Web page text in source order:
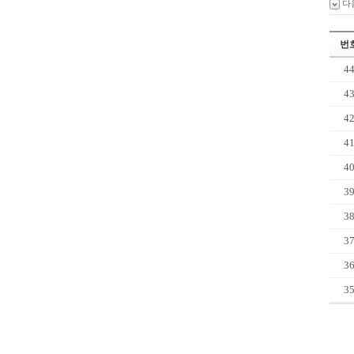
다
번
44
43
42
41
40
39
38
37
36
35